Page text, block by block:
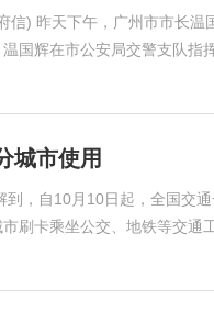
信) 昨天下午，广州市市长
国辉在市公安局交警支队指
城市使用
，自10月10日起，全国交
刷卡乘坐公交、地铁等交通